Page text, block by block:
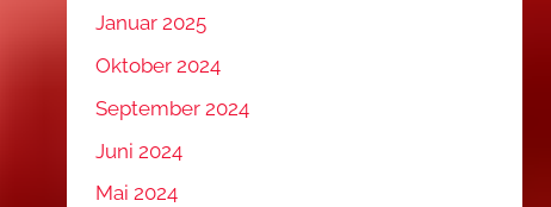
Januar 2025
Oktober 2024
September 2024
Juni 2024
Mai 2024